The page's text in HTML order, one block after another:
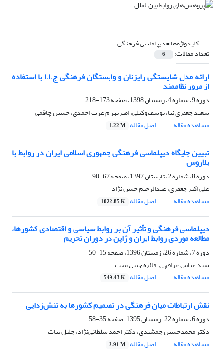
کلیدواژه‌ها =دیپلماسی فرهنگی
تعداد مقالات: 6
ارائه مدل شایستگی رایزنان و وابستگان فرهنگی ج.ا.ا با استفاده
از مرور نظام‎مند
دوره 9، شماره 4، زمستان 1398، صفحه
173-218
سعید جعفری نیا، یوسف وکیلی، امیربهرام عرب احمدی، حسین چاقمی
مشاهده مقاله
اصل مقاله 1.22 M
تبیین جایگاه دیپلماسی فرهنگی جمهوری اسلامی ایران در روابط با
بلاروس
دوره 8، شماره 2، تابستان 1397، صفحه
67-90
علی اکبر جعفری، عبدالرحیم حسن نژاد
مشاهده مقاله
اصل مقاله 1022.85 K
دیپلماسی فرهنگی و تأثیر آن بر روابط سیاسی و اقتصادی کشورها،
مطالعه موردی روابط ایران و ژاپن در دوران تحریم
دوره 7، شماره 26، زمستان 1396، صفحه
15-50
سید عباس عراقچی، فائزه جنتی محب
مشاهده مقاله
اصل مقاله 549.43 K
نقش ارتباطات میان فرهنگی در تصمیم کشورها به تنش‌زدایی
دوره 6، شماره 22، زمستان 1395، صفحه
35-58
دکتر محمدحسین جمشیدی، دکتر احمد سلطانی‌نژاد، جلیل بیات
مشاهده مقاله
اصل مقاله 2.91 M